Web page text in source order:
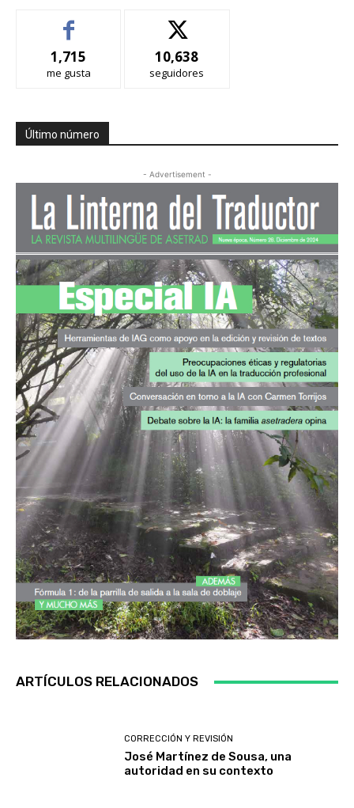
1,715
me gusta
10,638
seguidores
Último número
- Advertisement -
ARTÍCULOS RELACIONADOS
CORRECCIÓN Y REVISIÓN
José Martínez de Sousa, una
autoridad en su contexto